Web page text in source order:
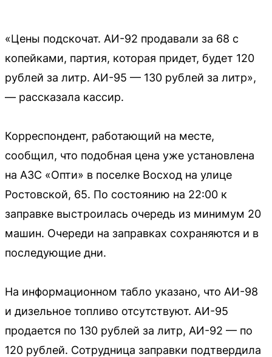
«Цены подскочат. АИ-92 продавали за 68 с
копейками, партия, которая придет, будет 120
рублей за литр. АИ-95 — 130 рублей за литр»,
— рассказала кассир.
Корреспондент, работающий на месте,
сообщил, что подобная цена уже установлена
на АЗС «Опти» в поселке Восход на улице
Ростовской, 65. По состоянию на 22:00 к
заправке выстроилась очередь из минимум 20
машин. Очереди на заправках сохраняются и в
последующие дни.
На информационном табло указано, что АИ-98
и дизельное топливо отсутствуют. АИ-95
продается по 130 рублей за литр, АИ-92 — по
120 рублей. Сотрудница заправки подтвердила